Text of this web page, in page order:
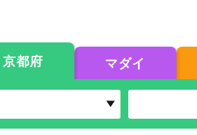
京都府 マダイ